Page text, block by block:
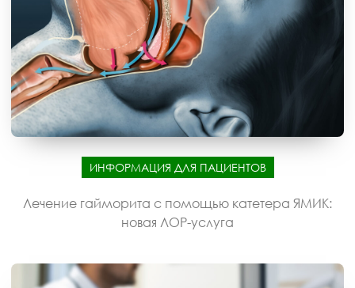
ИНФОРМАЦИЯ ДЛЯ ПАЦИЕНТОВ
Лечение гайморита с помощью катетера ЯМИК:
новая ЛОР-услуга